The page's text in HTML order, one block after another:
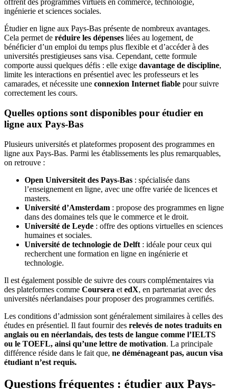
offrent des programmes virtuels en commerce, technologie,
ingénierie et sciences sociales.
Étudier en ligne aux Pays-Bas présente de nombreux avantages.
Cela permet de réduire les dépenses liées au logement, de
bénéficier d’un emploi du temps plus flexible et d’accéder à des
universités prestigieuses sans visa. Cependant, cette formule
comporte aussi quelques défis : elle exige davantage de discipline,
limite les interactions en présentiel avec les professeurs et les
camarades, et nécessite une connexion Internet fiable pour suivre
correctement les cours.
Quelles options sont disponibles pour étudier en
ligne aux Pays-Bas
Plusieurs universités et plateformes proposent des programmes en
ligne aux Pays-Bas. Parmi les établissements les plus remarquables,
on retrouve :
Open Universiteit des Pays-Bas : spécialisée dans
l’enseignement en ligne, avec une offre variée de licences et
masters.
Université d’Amsterdam : propose des programmes en ligne
dans des domaines tels que le commerce et le droit.
Université de Leyde : offre des options virtuelles en sciences
humaines et sociales.
Université de technologie de Delft : idéale pour ceux qui
recherchent une formation en ligne en ingénierie et
technologie.
Il est également possible de suivre des cours complémentaires via
des plateformes comme Coursera et edX, en partenariat avec des
universités néerlandaises pour proposer des programmes certifiés.
Les conditions d’admission sont généralement similaires à celles des
études en présentiel. Il faut fournir des relevés de notes traduits en
anglais ou en néerlandais, des tests de langue comme l’IELTS
ou le TOEFL, ainsi qu’une lettre de motivation. La principale
différence réside dans le fait que, ne déménageant pas, aucun visa
étudiant n’est requis.
Questions fréquentes : étudier aux Pays-